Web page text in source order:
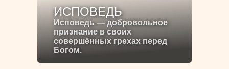
ИСПОВЕДЬ
Исповедь — добровольное
признание в своих
совершённых грехах перед
Богом.